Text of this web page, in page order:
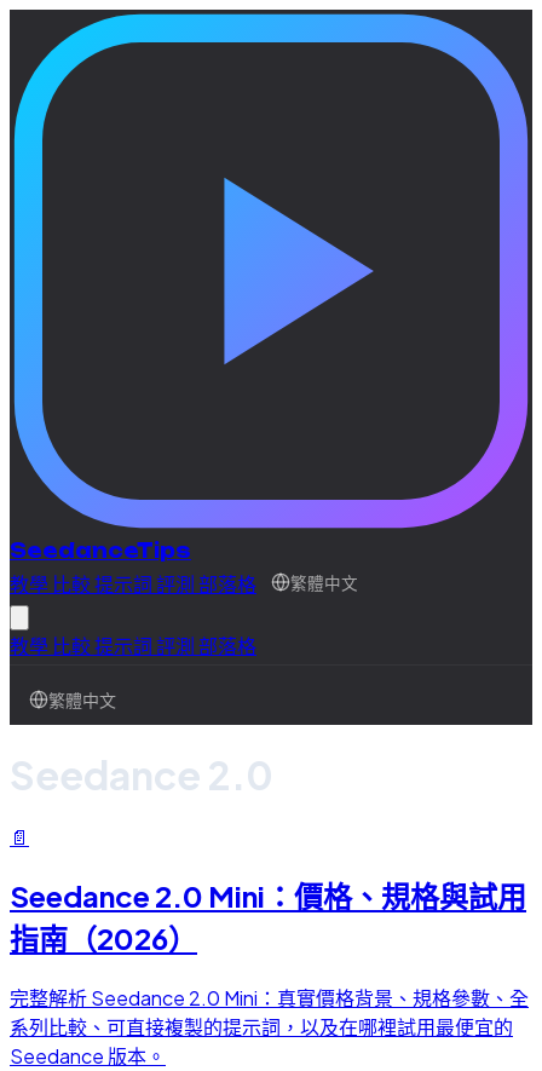
SeedanceTips
教學 比較提示詞評測部落格 繁體中文
教學 比較提示詞評測部落格
繁體中文
Seedance 2.0
📄
Seedance 2.0 Mini：價格、規格與試用
指南（2026）
完整解析 Seedance 2.0 Mini：真實價格背景、規格參數、全
系列比較、可直接複製的提示詞，以及在哪裡試用最便宜的
Seedance 版本。